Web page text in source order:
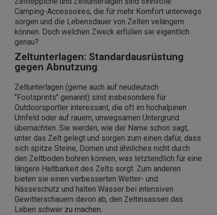
Camping-Accessoires, die für mehr Komfort unterwegs
sorgen und die Lebensdauer von Zelten velängern
können. Doch welchen Zweck erfüllen sie eigentlich
genau?
Zeltunterlagen: Standardausrüstung
gegen Abnutzung
Zeltunterlagen (gerne auch auf neudeutsch
"Footsprints" genannt) sind insbesondere für
Outdoorsportler interessant, die oft im hochalpinen
Umfeld oder auf rauem, unwegsamen Untergrund
übernachten. Sie werden, wie der Name schon sagt,
unter das Zelt gelegt und sorgen zum einen dafür, dass
sich spitze Steine, Dornen und ähnliches nicht durch
den Zeltboden bohren können, was letztendlich für eine
längere Haltbarkeit des Zelts sorgt. Zum anderen
bieten sie einen verbesserten Wetter- und
Nässeschutz und halten Wasser bei intensiven
Gewitterschauern davon ab, den Zeltinsassen das
Leben schwer zu machen.